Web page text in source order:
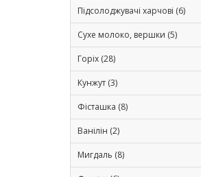
Підсолоджувачі харчові (6)
Сухе молоко, вершки (5)
Горіх (28)
Кунжут (3)
Фісташка (8)
Ванілін (2)
Мигдаль (8)